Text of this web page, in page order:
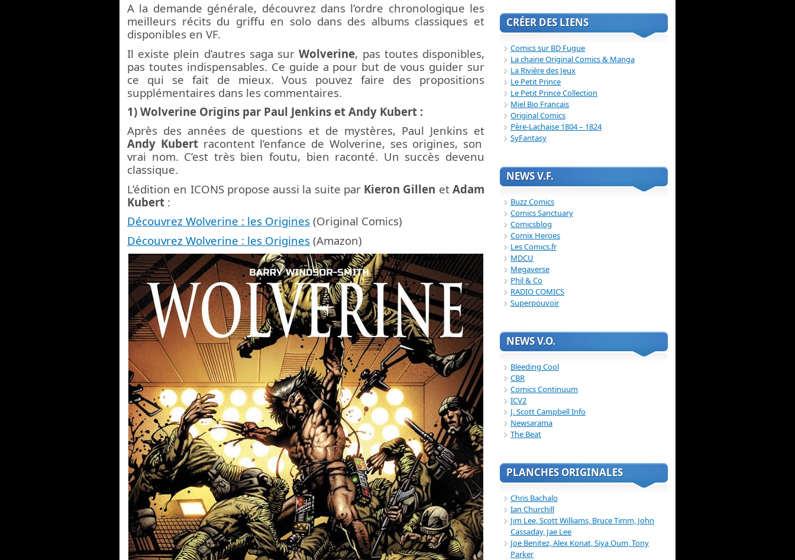
A la demande générale, découvrez dans l’ordre chronologique les
meilleurs récits du griffu en solo dans des albums classiques et
disponibles en VF.
Il existe plein d’autres saga surWolverine, pas toutes disponibles,
pas toutes indispensables. Ce guide a pour but de vous guider sur
ce qui se fait de mieux. Vous pouvez faire des propositions
supplémentaires dans les commentaires.
1) Wolverine Origins par Paul Jenkins et Andy Kubert :
Après des années de questions et de mystères, Paul Jenkins et
Andy Kubertracontent l’enfance de Wolverine, ses origines, son
vrai nom. C’est très bien foutu, bien raconté. Un succès devenu
classique.
L’édition en ICONS propose aussi la suite par Kieron Gillen etAdam
Kubert :
Découvrez Wolverine : les Origines (Original Comics)
Découvrez Wolverine : les Origines (Amazon)
CRÉER DES LIENS
Comics sur BD Fugue
La chaine Original Comics & Manga
La Rivière des Jeux
Le Petit Prince
Le Petit Prince Collection
Miel Bio Français
Original Comics
Père-Lachaise 1804 – 1824
SyFantasy
NEWS V.F.
Buzz Comics
Comics Sanctuary
Comicsblog
Comix Heroes
Les Comics.fr
MDCU
Megaverse
Phil & Co
RADIO COMICS
Superpouvoir
NEWS V.O.
Bleeding Cool
CBR
Comics Continuum
ICV2
J. Scott Campbell Info
Newsarama
The Beat
PLANCHES ORIGINALES
Chris Bachalo
Ian Churchill
Jim Lee, Scott Williams, Bruce Timm, John
Cassaday, Jae Lee
Joe Benitez, Alex Konat, Siya Oum, Tony
Parker